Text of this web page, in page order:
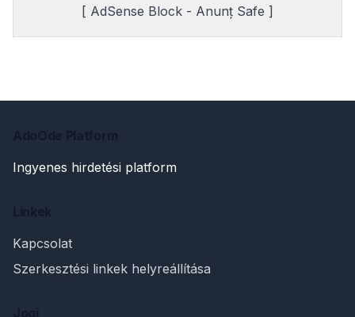
[ AdSense Block - Anunț Safe ]
Ingyenes hirdetési platform
Kapcsolat
Szerkesztési linkek helyreállítása